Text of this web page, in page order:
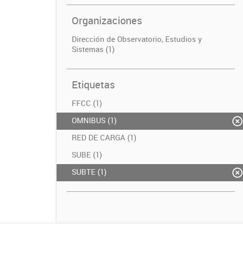
Organizaciones
Dirección de Observatorio, Estudios y
Sistemas (1)
Etiquetas
FFCC (1)
OMNIBUS (1)
RED DE CARGA (1)
SUBE (1)
SUBTE (1)